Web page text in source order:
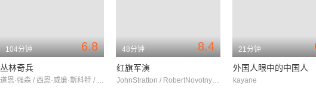
6.8
104分钟
丛林奇兵
道恩·强森 / 西恩·威廉·斯科特 / 罗莎里奥·道森
8.4
48分钟
红旗军演
JohnStratton / RobertNovotny / SamMorgan
21分钟
外国人眼中的中国人
kayane